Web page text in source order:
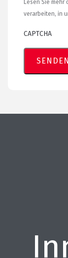
Lesen Sie
verarbeiten, in
CAPTCHA